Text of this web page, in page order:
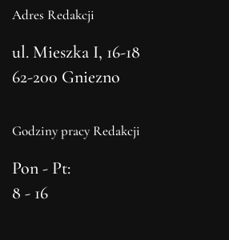
Adres Redakcji
ul. Mieszka I, 16-18
62-200 Gniezno
Godziny pracy Redakcji
Pon - Pt:
8 - 16